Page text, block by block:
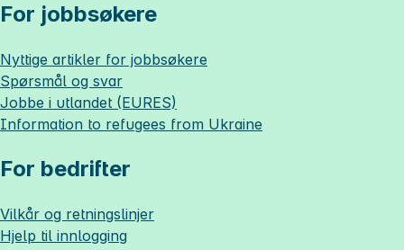
For jobbsøkere
Nyttige artikler for jobbsøkere
Spørsmål og svar
Jobbe i utlandet (EURES)
Information to refugees from Ukraine
For bedrifter
Vilkår og retningslinjer
Hjelp til innlogging